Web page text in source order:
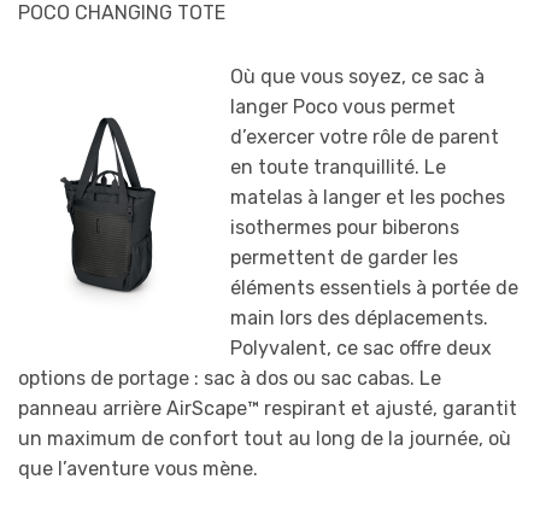
POCO CHANGING TOTE
Où que vous soyez, ce sac à
langer Poco vous permet
d’exercer votre rôle de parent
en toute tranquillité. Le
matelas à langer et les poches
isothermes pour biberons
permettent de garder les
éléments essentiels à portée de
main lors des déplacements.
Polyvalent, ce sac offre deux
options de portage : sac à dos ou sac cabas. Le
panneau arrière AirScape™ respirant et ajusté, garantit
un maximum de confort tout au long de la journée, où
que l’aventure vous mène.